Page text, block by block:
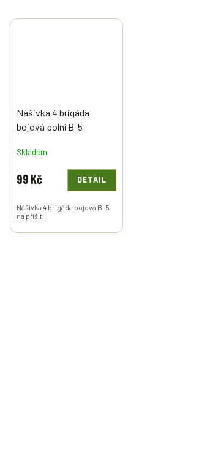
Nášivka 4 brigáda
bojová polní B-5
Skladem
99 Kč DETAIL
Nášivka 4 brigáda bojová B-5
na přišití.